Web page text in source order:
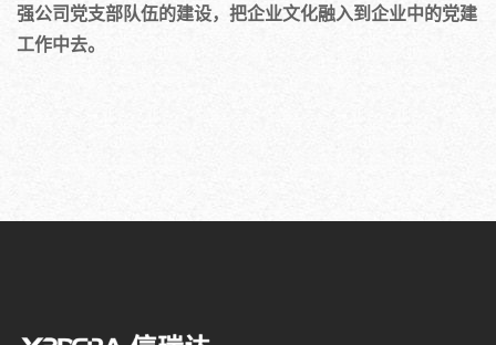
强公司党支部队伍的建设，把企业文化融入到企业中的党建
工作中去。